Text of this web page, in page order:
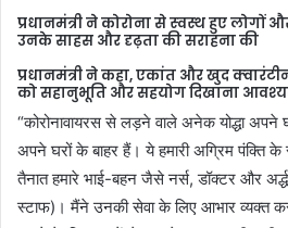
प्रधानमंत्री ने कोरोना से स्‍वस्‍थ हुए लोगों
उनके साहस और दृढ़ता की सराहना की
प्रधानमंत्री ने कहा, एकांत और खुद
को सहानुभूति और सहयोग दिखाना
“कोरोनावायरस से लड़ने वाले अनेक योद्धा अपने
अपने घरों के बाहर हैं। ये हमारी अग्रिम पंक्ति
तैनात हमारे भाई-बहन जैसे नर्स, डॉक्टर और अर्द्ध
स्टाफ)। मैंने उनकी सेवा के लिए आभार व्यक्त